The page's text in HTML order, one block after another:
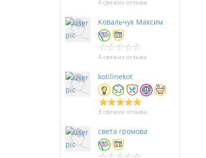
4 свежих отзыва
Ковальчук Максим
4 свежих отзыва
kotilinekot
3 свежих отзыва
света громова